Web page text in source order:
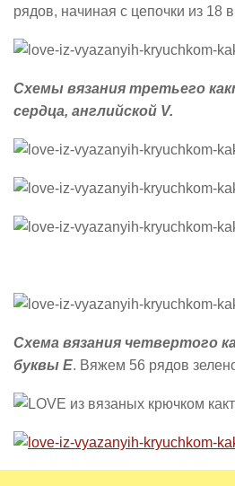
рядов, начиная с цепочки из 18
Схемы вязания третьего
сердца, английской V.
Схема вязания четвертого
буквы Е. Вяжем 56 рядов